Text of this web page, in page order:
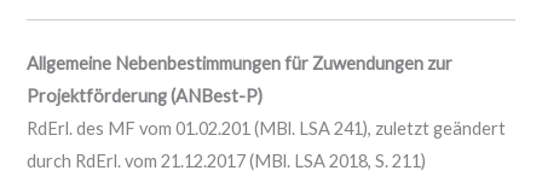
Allgemeine Nebenbestimmungen für Zuwendungen zur
Projektförderung (ANBest-P)
RdErl. des MF vom 01.02.201 (MBl. LSA 241), zuletzt geändert
durch RdErl. vom 21.12.2017 (MBl. LSA 2018, S. 211)